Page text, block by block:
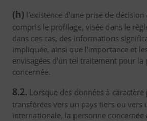
(h) l'existence d'une prise de
compris le profilage, visée dans le
dans ces cas, des informations
impliquée, ainsi que l'importance et
envisagées d'un tel traitement pour la
concernée.
8.2. Lorsque des données à
transférées vers un pays tiers ou vers
internationale, la personne